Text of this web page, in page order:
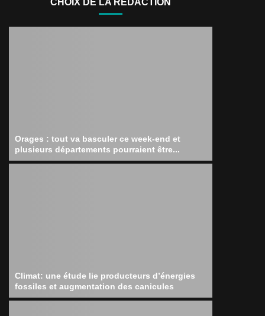
Orages : tout va basculer ce week-end et
plusieurs départements pourraient être...
Climat: une étude lie producteurs d’énergies
fossiles et augmentation des canicules